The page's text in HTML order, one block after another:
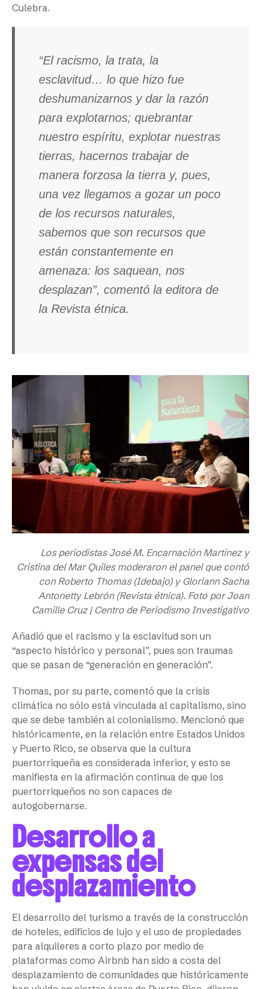
Culebra.
“El racismo, la trata, la
esclavitud… lo que hizo fue
deshumanizarnos y dar la razón
para explotarnos; quebrantar
nuestro espíritu, explotar nuestras
tierras, hacernos trabajar de
manera forzosa la tierra y, pues,
una vez llegamos a gozar un poco
de los recursos naturales,
sabemos que son recursos que
están constantemente en
amenaza: los saquean, nos
desplazan”, comentó la editora de
la Revista étnica.
Los periodistas José M. Encarnación Martínez y
Cristina del Mar Quiles moderaron el panel que contó
con Roberto Thomas (Idebajo) y Gloriann Sacha
Antonetty Lebrón (Revista étnica). Foto por Joan
Camille Cruz | Centro de Periodismo Investigativo
Añadió que el racismo y la esclavitud son un
“aspecto histórico y personal”, pues son traumas
que se pasan de “generación en generación”.
Thomas, por su parte, comentó que la crisis
climática no sólo está vinculada al capitalismo, sino
que se debe también al colonialismo. Mencionó que
históricamente, en la relación entre Estados Unidos
y Puerto Rico, se observa que la cultura
puertorriqueña es considerada inferior, y esto se
manifiesta en la afirmación continua de que los
puertorriqueños no son capaces de
autogobernarse.
Desarrollo a
expensas del
desplazamiento
El desarrollo del turismo a través de la construcción
de hoteles, edificios de lujo y el uso de propiedades
para alquileres a corto plazo por medio de
plataformas como Airbnb han sido a costa del
desplazamiento de comunidades que históricamente